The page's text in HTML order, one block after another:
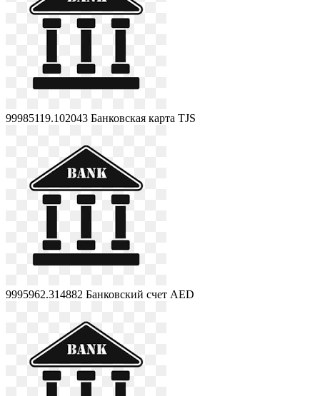
99985119.102043 Банковская карта TJS
9995962.314882 Банковский счет AED